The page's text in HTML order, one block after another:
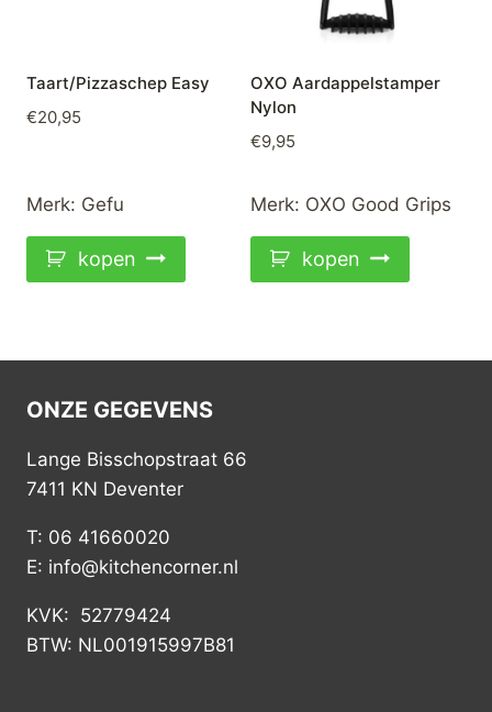
Taart/Pizzaschep Easy
€20,95
Merk: Gefu
kopen
OXO Aardappelstamper
Nylon
€9,95
Merk: OXO Good Grips
kopen
ONZE GEGEVENS
Lange Bisschopstraat 66
7411 KN Deventer
T: 06 41660020
E: info@kitchencorner.nl
KVK: 52779424
BTW: NL001915997B81